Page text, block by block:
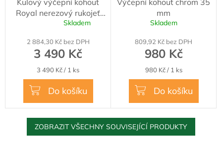
R
Kulový výčepní kohout
Royal nerezový rukojeť
dřevěná
produktu
hvězdiček.
Skladem
2 884,30 Kč bez DPH
3 490 Kč
Měrná
cena:
3 490 Kč / 1 ks
Do košíku
Výčepní kohout chrom 35
mm
Skladem
809,92 Kč bez DPH
980 Kč
Měrná
cena:
980 Kč / 1 ks
Do košíku
ZOBRAZIT VŠECHNY SOUVISEJÍCÍ PRODUKTY